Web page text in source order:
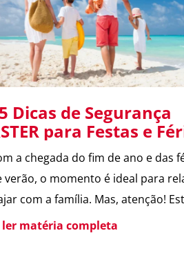
informações […]
Dicas de Segurança
para Festas e
a chegada do fim de ano e das
verão, o momento é ideal para
com a família. Mas, atenção!
também é marcado por um
ler matéria completa